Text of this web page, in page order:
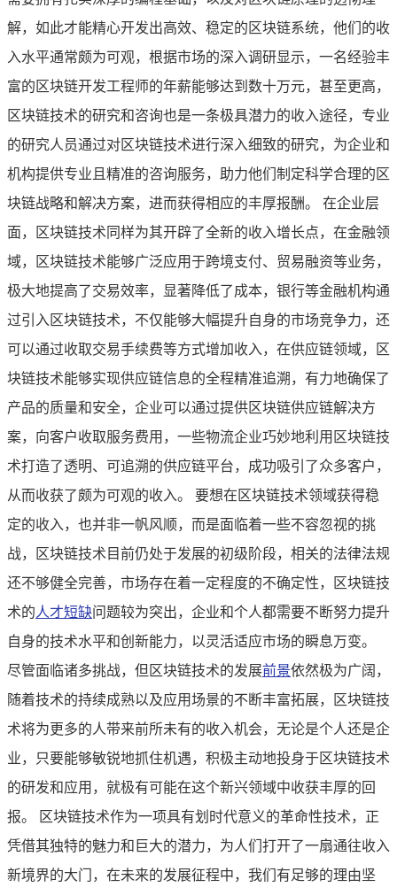
解，如此才能精心开发出高效、稳定的区块链系统，他们的收
入水平通常颇为可观，根据市场的深入调研显示，一名经验丰
富的区块链开发工程师的年薪能够达到数十万元，甚至更高，
区块链技术的研究和咨询也是一条极具潜力的收入途径，专业
的研究人员通过对区块链技术进行深入细致的研究，为企业和
机构提供专业且精准的咨询服务，助力他们制定科学合理的区
块链战略和解决方案，进而获得相应的丰厚报酬。 在企业层
面，区块链技术同样为其开辟了全新的收入增长点，在金融领
域，区块链技术能够广泛应用于跨境支付、贸易融资等业务，
极大地提高了交易效率，显著降低了成本，银行等金融机构通
过引入区块链技术，不仅能够大幅提升自身的市场竞争力，还
可以通过收取交易手续费等方式增加收入，在供应链领域，区
块链技术能够实现供应链信息的全程精准追溯，有力地确保了
产品的质量和安全，企业可以通过提供区块链供应链解决方
案，向客户收取服务费用，一些物流企业巧妙地利用区块链技
术打造了透明、可追溯的供应链平台，成功吸引了众多客户，
从而收获了颇为可观的收入。 要想在区块链技术领域获得稳
定的收入，也并非一帆风顺，而是面临着一些不容忽视的挑
战，区块链技术目前仍处于发展的初级阶段，相关的法律法规
还不够健全完善，市场存在着一定程度的不确定性，区块链技
术的人才短缺问题较为突出，企业和个人都需要不断努力提升
自身的技术水平和创新能力，以灵活适应市场的瞬息万变。
尽管面临诸多挑战，但区块链技术的发展前景依然极为广阔，
随着技术的持续成熟以及应用场景的不断丰富拓展，区块链技
术将为更多的人带来前所未有的收入机会，无论是个人还是企
业，只要能够敏锐地抓住机遇，积极主动地投身于区块链技术
的研发和应用，就极有可能在这个新兴领域中收获丰厚的回
报。 区块链技术作为一项具有划时代意义的革命性技术，正
凭借其独特的魅力和巨大的潜力，为人们打开了一扇通往收入
新境界的大门，在未来的发展征程中，我们有足够的理由坚